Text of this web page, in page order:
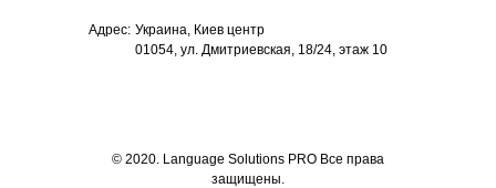
Адрес: Украина, Киев центр
01054, ул. Дмитриевская, 18/24, этаж 10
© 2020. Language Solutions PRO Все права
защищены.